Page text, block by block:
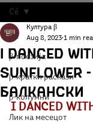
Сè
β-поезија
β-кратки раскази
β-колумни
Лик на месецот
Сè
I danced
sunflower -
Балкански
Култура β
Aug 8, 2023 1 min
I DANCED